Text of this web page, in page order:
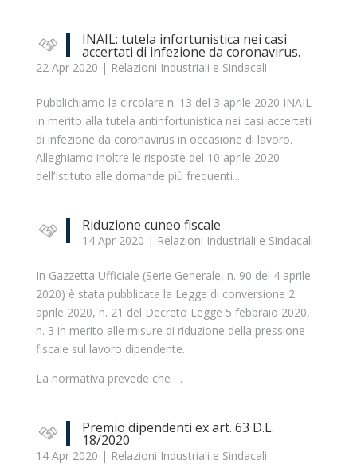
INAIL: tutela infortunistica nei casi
accertati di infezione da coronavirus.
22 Apr 2020 | Relazioni Industriali e Sindacali
Pubblichiamo la circolare n. 13 del 3 aprile 2020 INAIL
in merito alla tutela antinfortunistica nei casi accertati
di infezione da coronavirus in occasione di lavoro.
Alleghiamo inoltre le risposte del 10 aprile 2020
dell’Istituto alle domande più frequenti...
Riduzione cuneo fiscale
14 Apr 2020 | Relazioni Industriali e Sindacali
In Gazzetta Ufficiale (Serie Generale, n. 90 del 4 aprile
2020) è stata pubblicata la Legge di conversione 2
aprile 2020, n. 21 del Decreto Legge 5 febbraio 2020,
n. 3 in merito alle misure di riduzione della pressione
fiscale sul lavoro dipendente.
La normativa prevede che …
Premio dipendenti ex art. 63 D.L.
18/2020
14 Apr 2020 | Relazioni Industriali e Sindacali